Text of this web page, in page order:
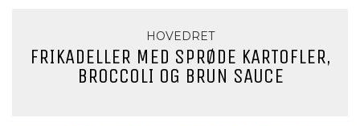
HOVEDRET
FRIKADELLER MED SPRØDE KARTOFLER,
BROCCOLI OG BRUN SAUCE